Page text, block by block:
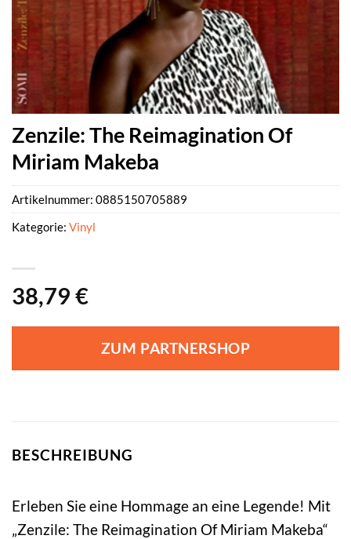
Zenzile: The Reimagination Of
Miriam Makeba
38,79 €
ZUM PARTNERSHOP
Artikelnummer: 0885150705889
Kategorie: Vinyl
BESCHREIBUNG
Erleben Sie eine Hommage an eine Legende! Mit
„Zenzile: The Reimagination Of Miriam Makeba“